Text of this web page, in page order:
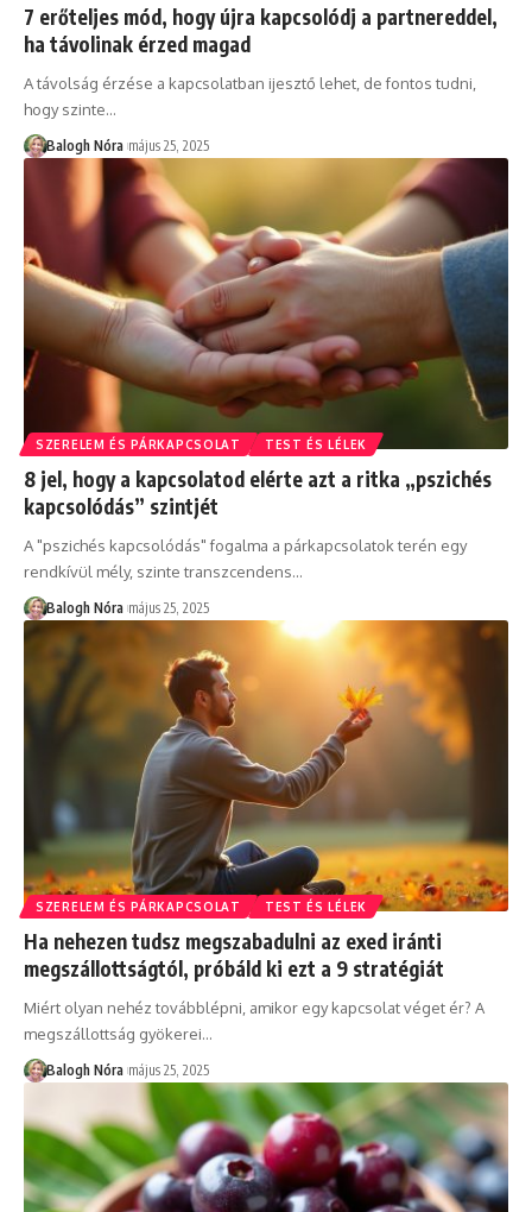
7 erőteljes mód, hogy újra kapcsolódj a partnereddel,
ha távolinak érzed magad
A távolság érzése a kapcsolatban ijesztő lehet, de fontos tudni,
hogy szinte…
Balogh Nóra május 25, 2025
SZERELEM ÉS PÁRKAPCSOLAT TEST ÉS LÉLEK
8 jel, hogy a kapcsolatod elérte azt a ritka „pszichés
kapcsolódás” szintjét
A "pszichés kapcsolódás" fogalma a párkapcsolatok terén egy
rendkívül mély, szinte transzcendens…
Balogh Nóra május 25, 2025
SZERELEM ÉS PÁRKAPCSOLAT TEST ÉS LÉLEK
Ha nehezen tudsz megszabadulni az exed iránti
megszállottságtól, próbáld ki ezt a 9 stratégiát
Miért olyan nehéz továbblépni, amikor egy kapcsolat véget ér? A
megszállottság gyökerei…
Balogh Nóra május 25, 2025